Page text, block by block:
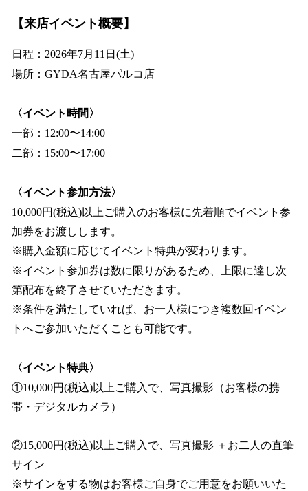
【来店イベント概要】
日程：2026年7月11日(土)
場所：GYDA名古屋パルコ店
〈イベント時間〉
一部：12:00〜14:00
二部：15:00〜17:00
〈イベント参加方法〉
10,000円(税込)以上ご購入のお客様に先着順でイベント参
加券をお渡しします。
※購入金額に応じてイベント特典が変わります。
※イベント参加券は数に限りがあるため、上限に達し次
第配布を終了させていただきます。
※条件を満たしていれば、お一人様につき複数回イベン
トへご参加いただくことも可能です。
〈イベント特典〉
①10,000円(税込)以上ご購入で、写真撮影（お客様の携
帯・デジタルカメラ）
②15,000円(税込)以上ご購入で、写真撮影 ＋お二人の直筆
サイン
※サインをする物はお客様ご自身でご用意をお願いいた